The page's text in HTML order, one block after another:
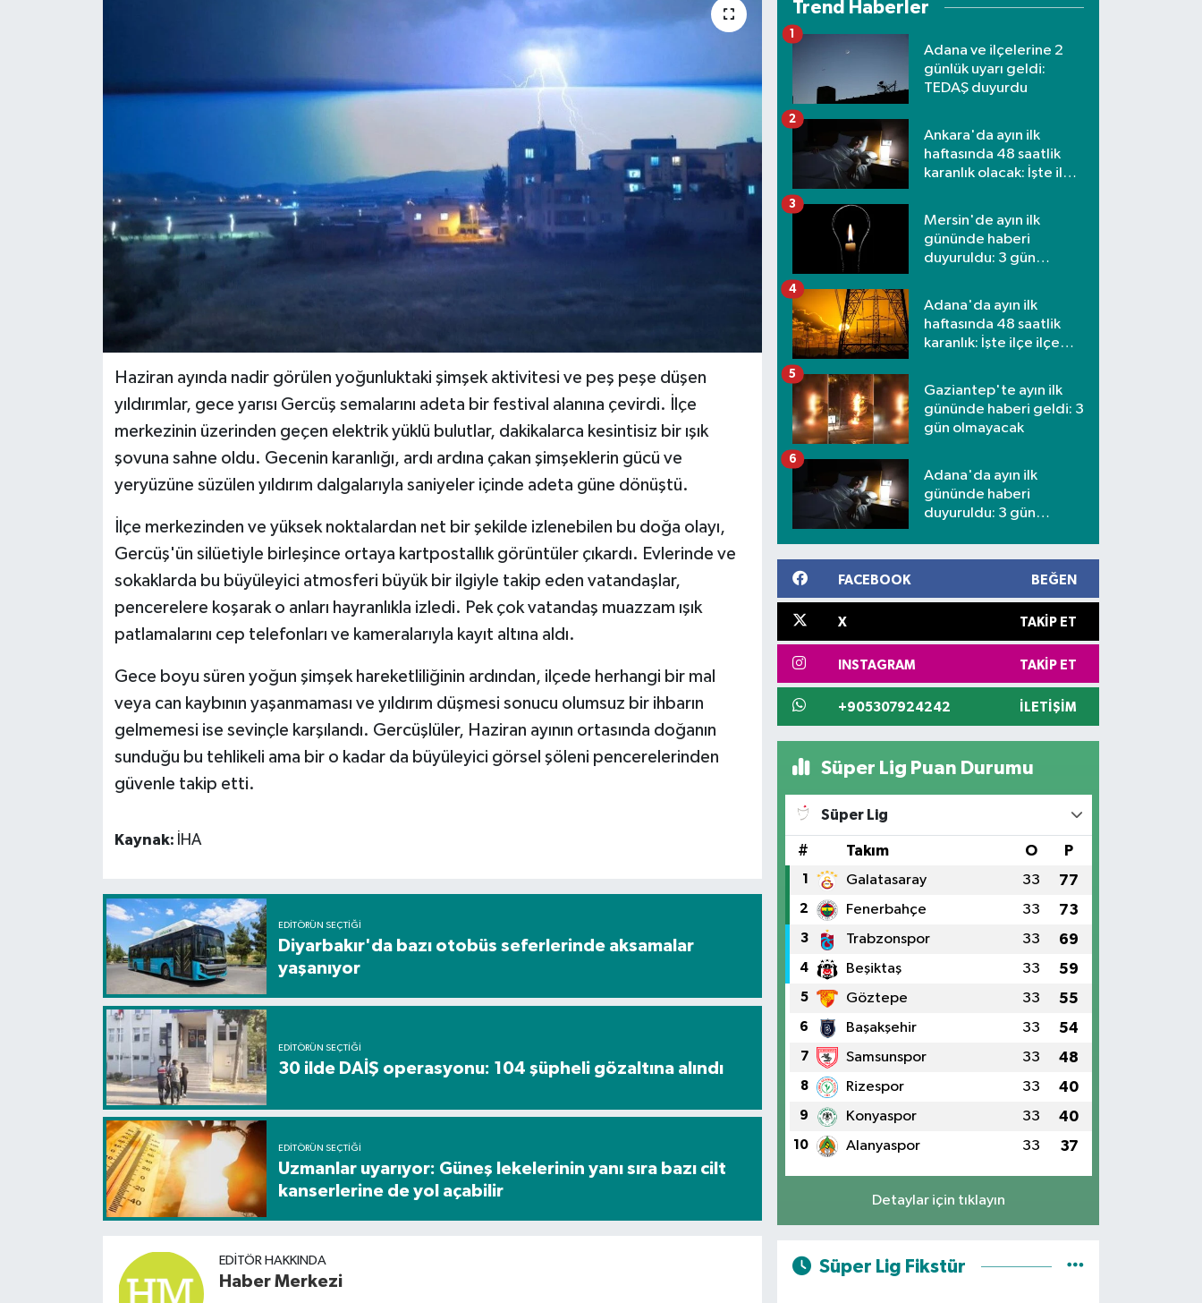
Haziran ayında nadir görülen yoğunluktaki şimşek aktivitesi ve peş peşe düşen
yıldırımlar, gece yarısı Gercüş semalarını adeta bir festival alanına çevirdi. İlçe
merkezinin üzerinden geçen elektrik yüklü bulutlar, dakikalarca kesintisiz bir ışık
şovuna sahne oldu. Gecenin karanlığı, ardı ardına çakan şimşeklerin gücü ve
yeryüzüne süzülen yıldırım dalgalarıyla saniyeler içinde adeta güne dönüştü.
İlçe merkezinden ve yüksek noktalardan net bir şekilde izlenebilen bu doğa olayı,
Gercüş'ün silüetiyle birleşince ortaya kartpostallık görüntüler çıkardı. Evlerinde ve
sokaklarda bu büyüleyici atmosferi büyük bir ilgiyle takip eden vatandaşlar,
pencerelere koşarak o anları hayranlıkla izledi. Pek çok vatandaş muazzam ışık
patlamalarını cep telefonları ve kameralarıyla kayıt altına aldı.
Gece boyu süren yoğun şimşek hareketliliğinin ardından, ilçede herhangi bir mal
veya can kaybının yaşanmaması ve yıldırım düşmesi sonucu olumsuz bir ihbarın
gelmemesi ise sevinçle karşılandı. Gercüşlüler, Haziran ayının ortasında doğanın
sunduğu bu tehlikeli ama bir o kadar da büyüleyici görsel şöleni pencerelerinden
güvenle takip etti.
Kaynak: İHA
EDITÖRÜN SEÇTIĞI
Diyarbakır'da bazı otobüs seferlerinde aksamalar
yaşanıyor
EDITÖRÜN SEÇTIĞI
30 ilde DAİŞ operasyonu: 104 şüpheli gözaltına alındı
EDITÖRÜN SEÇTIĞI
Uzmanlar uyarıyor: Güneş lekelerinin yanı sıra bazı cilt
kanserlerine de yol açabilir
EDITÖR HAKKINDA
Haber Merkezi
Trend Haberler
Adana ve ilçelerine 2
günlük uyarı geldi:
TEDAŞ duyurdu
1
Ankara'da ayın ilk
haftasında 48 saatlik
karanlık olacak: İşte ilçe
2
Mersin'de ayın ilk
gününde haberi
duyuruldu: 3 gün
3
Adana'da ayın ilk
haftasında 48 saatlik
karanlık: İşte ilçe ilçe
4
Gaziantep'te ayın ilk
gününde haberi geldi: 3
gün olmayacak
5
Adana'da ayın ilk
gününde haberi
duyuruldu: 3 gün
6
FACEBOOK BEĞEN
X TAKIP ET
INSTAGRAM TAKIP ET
+905307924242 İLETIŞIM
Süper Lig Puan Durumu
Süper Lig
# Takım O P
1 Galatasaray 33 77
2 Fenerbahçe 33 73
3 Trabzonspor 33 69
4 Beşiktaş 33 59
5 Göztepe 33 55
6 Başakşehir 33 54
7 Samsunspor 33 48
8 Rizespor 33 40
9 Konyaspor 33 40
10 Alanyaspor 33 37
Detaylar için tıklayın
Süper Lig Fikstür
Kültür & Sanat
Sağlık & Yaşam